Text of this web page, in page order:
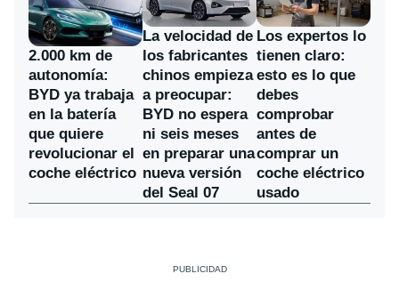
2.000 km de
autonomía:
BYD ya trabaja
en la batería
que quiere
revolucionar el
coche eléctrico
La velocidad de
los fabricantes
chinos empieza
a preocupar:
BYD no espera
ni seis meses
en preparar una
nueva versión
del Seal 07
Los expertos lo
tienen claro:
esto es lo que
debes
comprobar
antes de
comprar un
coche eléctrico
usado